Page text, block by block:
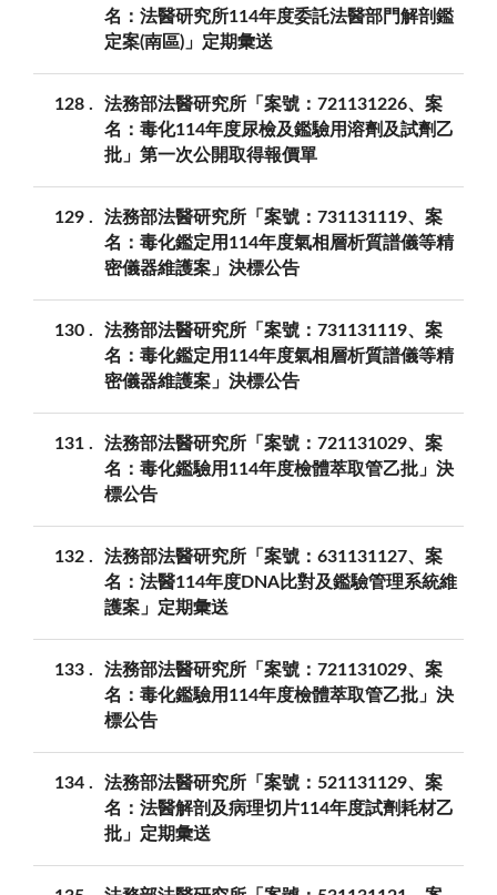
名：法醫研究所114年度委託法醫部門解剖鑑
定案(南區)」定期彙送
128
法務部法醫研究所「案號：721131226、案
名：毒化114年度尿檢及鑑驗用溶劑及試劑乙
批」第一次公開取得報價單
129
法務部法醫研究所「案號：731131119、案
名：毒化鑑定用114年度氣相層析質譜儀等精
密儀器維護案」決標公告
130
法務部法醫研究所「案號：731131119、案
名：毒化鑑定用114年度氣相層析質譜儀等精
密儀器維護案」決標公告
131
法務部法醫研究所「案號：721131029、案
名：毒化鑑驗用114年度檢體萃取管乙批」決
標公告
132
法務部法醫研究所「案號：631131127、案
名：法醫114年度DNA比對及鑑驗管理系統維
護案」定期彙送
133
法務部法醫研究所「案號：721131029、案
名：毒化鑑驗用114年度檢體萃取管乙批」決
標公告
134
法務部法醫研究所「案號：521131129、案
名：法醫解剖及病理切片114年度試劑耗材乙
批」定期彙送